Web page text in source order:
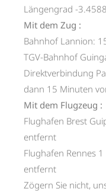
Längengrad -
Mit dem Zug :
Bahnhof Lannion:
TGV-Bahnhof
Direktverbindung
dann 15 Minuten
Mit dem Flugzeug :
Flughafen Brest
entfernt
Flughafen Rennes
entfernt
Zögern Sie nicht,